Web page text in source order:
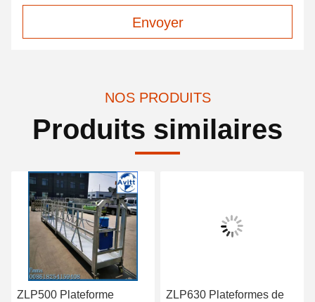
Envoyer
NOS PRODUITS
Produits similaires
ZLP500 Plateforme
ZLP630 Plateformes de